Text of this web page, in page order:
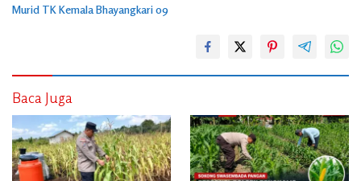
Murid TK Kemala Bhayangkari 09
Baca Juga